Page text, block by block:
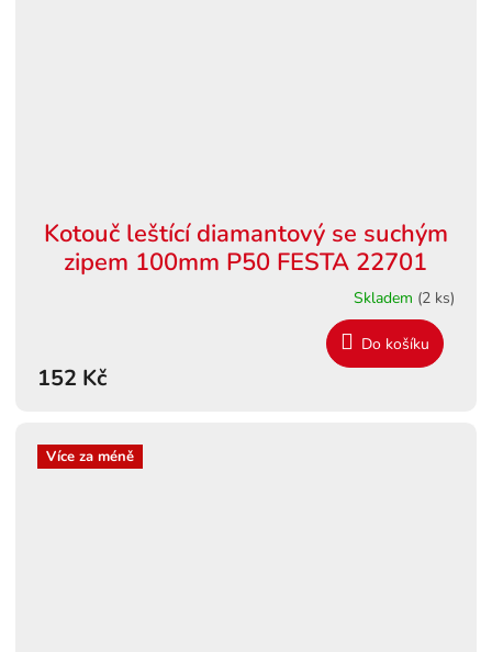
Kotouč leštící diamantový se suchým
zipem 100mm P50 FESTA 22701
Skladem (2 ks)
152 Kč
Do košíku
Více za méně